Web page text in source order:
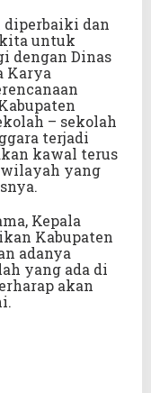
diperbaiki dan
untuk
dengan Dinas
Karya
– sekolah
terjadi
kawal terus
yang
Kepala
Kabupaten
adanya
yang ada di
akan